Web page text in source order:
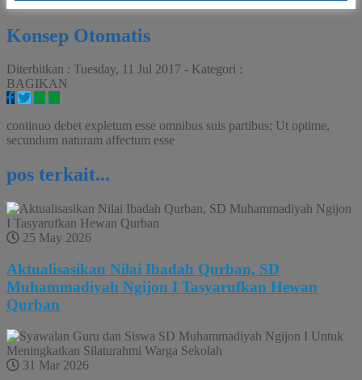
Konsep Otomatis
Diterbitkan : Tuesday, 11 Jul 2017 - Kategori :
BAGIKAN
continuo debet expletum esse omnibus suis partibus; Ut optime,
secundum naturam affectum esse
pos terkait...
25 May 2026
Aktualisasikan Nilai Ibadah Qurban, SD
Muhammadiyah Ngijon I Tasyarufkan Hewan
Qurban
31 Mar 2026